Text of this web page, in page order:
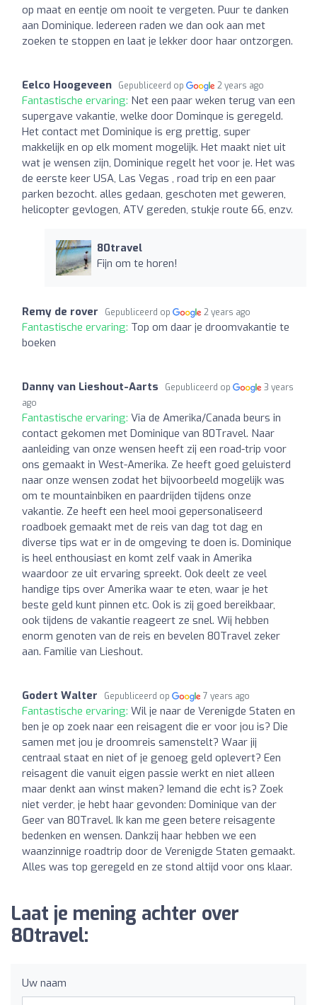
op maat en eentje om nooit te vergeten. Puur te danken
aan Dominique. Iedereen raden we dan ook aan met
zoeken te stoppen en laat je lekker door haar ontzorgen.
Eelco Hoogeveen Gepubliceerd op 2 years ago
Fantastische ervaring: Net een paar weken terug van een
supergave vakantie, welke door Dominque is geregeld.
Het contact met Dominique is erg prettig, super
makkelijk en op elk moment mogelijk. Het maakt niet uit
wat je wensen zijn, Dominique regelt het voor je. Het was
de eerste keer USA, Las Vegas , road trip en een paar
parken bezocht. alles gedaan, geschoten met geweren,
helicopter gevlogen, ATV gereden, stukje route 66, enzv.
80travel
Fijn om te horen!
Remy de rover Gepubliceerd op 2 years ago
Fantastische ervaring: Top om daar je droomvakantie te
boeken
Danny van Lieshout-Aarts Gepubliceerd op
3 years
ago
Fantastische ervaring: Via de Amerika/Canada beurs in
contact gekomen met Dominique van 80Travel. Naar
aanleiding van onze wensen heeft zij een road-trip voor
ons gemaakt in West-Amerika. Ze heeft goed geluisterd
naar onze wensen zodat het bijvoorbeeld mogelijk was
om te mountainbiken en paardrijden tijdens onze
vakantie. Ze heeft een heel mooi gepersonaliseerd
roadboek gemaakt met de reis van dag tot dag en
diverse tips wat er in de omgeving te doen is. Dominique
is heel enthousiast en komt zelf vaak in Amerika
waardoor ze uit ervaring spreekt. Ook deelt ze veel
handige tips over Amerika waar te eten, waar je het
beste geld kunt pinnen etc. Ook is zij goed bereikbaar,
ook tijdens de vakantie reageert ze snel. Wij hebben
enorm genoten van de reis en bevelen 80Travel zeker
aan. Familie van Lieshout.
Godert Walter Gepubliceerd op 7 years ago
Fantastische ervaring: Wil je naar de Verenigde Staten en
ben je op zoek naar een reisagent die er voor jou is? Die
samen met jou je droomreis samenstelt? Waar jij
centraal staat en niet of je genoeg geld oplevert? Een
reisagent die vanuit eigen passie werkt en niet alleen
maar denkt aan winst maken? Iemand die echt is? Zoek
niet verder, je hebt haar gevonden: Dominique van der
Geer van 80Travel. Ik kan me geen betere reisagente
bedenken en wensen. Dankzij haar hebben we een
waanzinnige roadtrip door de Verenigde Staten gemaakt.
Alles was top geregeld en ze stond altijd voor ons klaar.
Laat je mening achter over
80travel:
Uw naam